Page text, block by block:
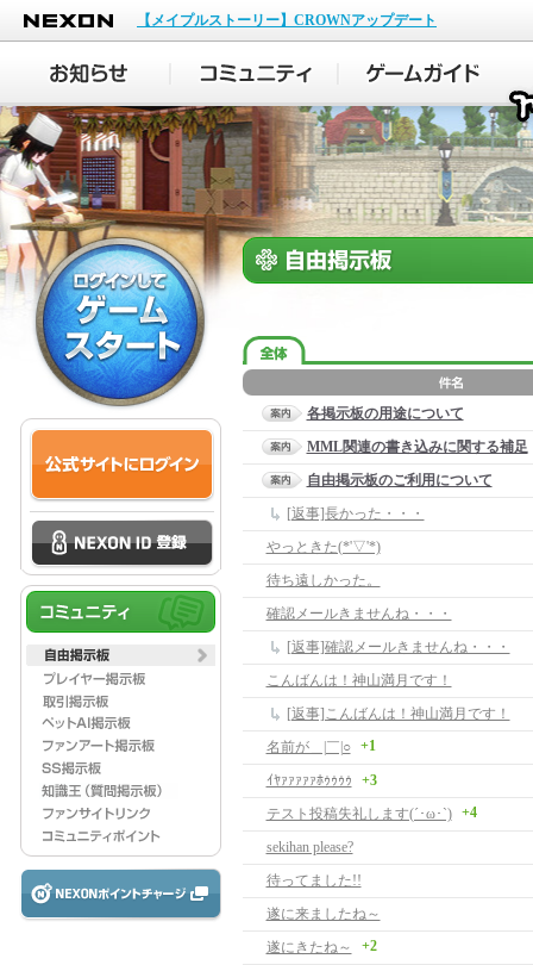
NEXON
【メイプルストーリー】CROWNアップデート
各掲示板の用途について
MML関連の書き込みに関する補足
自由掲示板のご利用について
[返事]長かった・・・
やっときた(*'▽'*)
待ち遠しかった。
確認メールきませんね・・・
[返事]確認メールきませんね・・・
こんばんは！神山満月です！
[返事]こんばんは！神山満月です！
名前が＿|￣|○
+1
ｲﾔｧｧｧｧｧﾎｩｩｩｩ
+3
テスト投稿失礼します(´･ω･`)
+4
sekihan please?
待ってました!!
遂に来ましたね～
遂にきたね～
+2